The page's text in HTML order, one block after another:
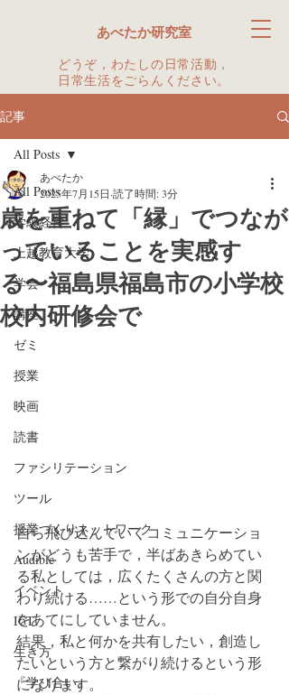
どうぞ，わたしの日常活動，
日常生活をごらんください。
あべたか研究室
記事
All Posts
学級経営
上越教育大学
学会
講座
ゼミ
授業
映画
読書
ファシリテーション
ツール
授業づくりネットワーク
Audible
イベント
ICT
生き方
『学び合い』
All Posts
歳を重ねて「縁」でつなが
っていることを実感す
る〜福島県福島市の小学校
校内研修会で
あべたか
2025年7月15日 読了時間: 3分
自ら飛び込んでいくコミュニケーショ
ンがどうも苦手で，半ばあきらめてい
る私としては，広くたくさんの方と関
わり続ける……という形での自分自身
をあてにしていません。
結果，私と何かを共有したい，創造し
たいという方と繋がり続けるという形
になります。